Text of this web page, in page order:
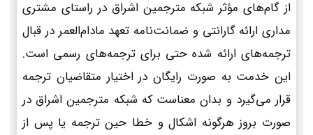
از گام‌های مؤثر شبکه مترجمین اشراق در راستای مشتری
مداری ارائه گارانتی و ضمانت‌نامه تعهد مادام‌العمر در قبال
ترجمه‌های ارائه شده حتی برای ترجمه‌های رسمی است.
این خدمت به صورت رایگان در اختیار متقاضیان ترجمه
قرار می‌گیرد و بدان معناست که شبکه مترجمین اشراق در
صورت بروز هرگونه اشکال و خطا حین ترجمه یا پس از